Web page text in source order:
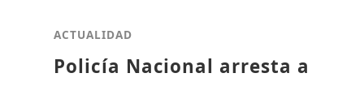
ACTUALIDAD
Policía Nacional arresta a